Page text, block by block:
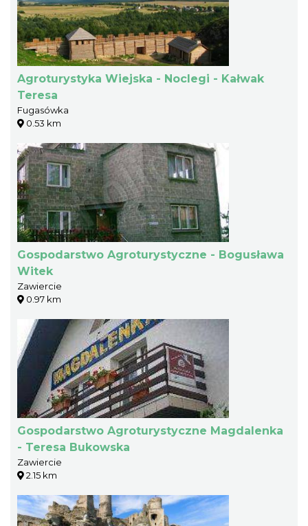
Agroturystyka Wiejska - Noclegi - Kałwak
Teresa
Fugasówka
0.53 km
Gospodarstwo Agroturystyczne - Bogusława
Witek
Zawiercie
0.97 km
Gospodarstwo Agroturystyczne Magdalenka
- Teresa Bukowska
Zawiercie
2.15 km